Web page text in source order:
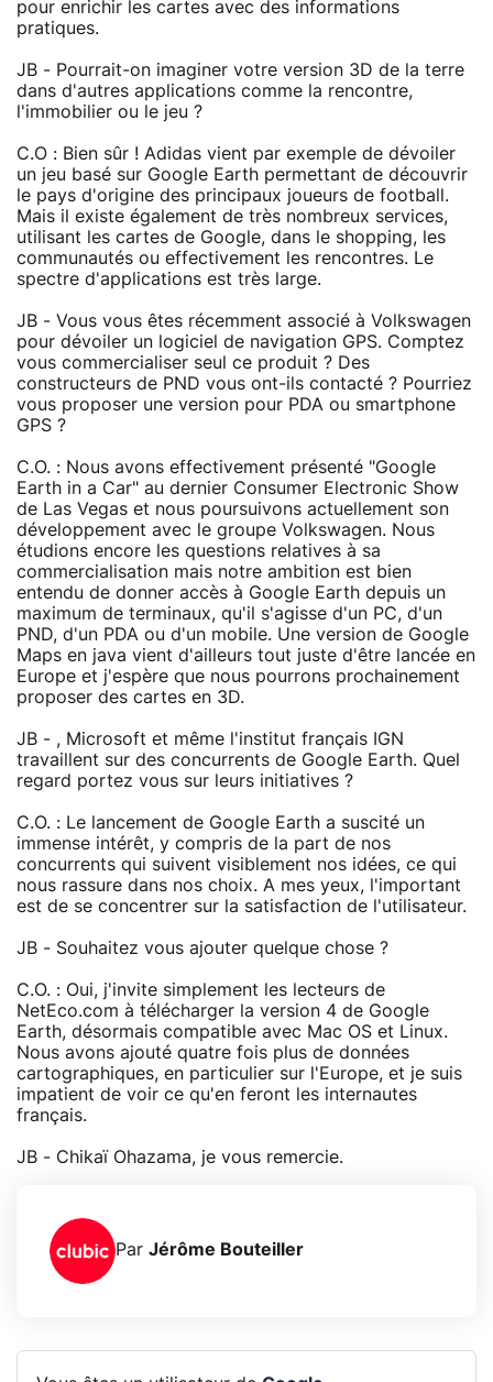
pour enrichir les cartes avec des informations
pratiques.
JB - Pourrait-on imaginer votre version 3D de la terre
dans d'autres applications comme la rencontre,
l'immobilier ou le jeu ?
C.O : Bien sûr ! Adidas vient par exemple de dévoiler
un jeu basé sur Google Earth permettant de découvrir
le pays d'origine des principaux joueurs de football.
Mais il existe également de très nombreux services,
utilisant les cartes de Google, dans le shopping, les
communautés ou effectivement les rencontres. Le
spectre d'applications est très large.
JB - Vous vous êtes récemment associé à Volkswagen
pour dévoiler un logiciel de navigation GPS. Comptez
vous commercialiser seul ce produit ? Des
constructeurs de PND vous ont-ils contacté ? Pourriez
vous proposer une version pour PDA ou smartphone
GPS ?
C.O. : Nous avons effectivement présenté "Google
Earth in a Car" au dernier Consumer Electronic Show
de Las Vegas et nous poursuivons actuellement son
développement avec le groupe Volkswagen. Nous
étudions encore les questions relatives à sa
commercialisation mais notre ambition est bien
entendu de donner accès à Google Earth depuis un
maximum de terminaux, qu'il s'agisse d'un PC, d'un
PND, d'un PDA ou d'un mobile. Une version de Google
Maps en java vient d'ailleurs tout juste d'être lancée en
Europe et j'espère que nous pourrons prochainement
proposer des cartes en 3D.
JB - , Microsoft et même l'institut français IGN
travaillent sur des concurrents de Google Earth. Quel
regard portez vous sur leurs initiatives ?
C.O. : Le lancement de Google Earth a suscité un
immense intérêt, y compris de la part de nos
concurrents qui suivent visiblement nos idées, ce qui
nous rassure dans nos choix. A mes yeux, l'important
est de se concentrer sur la satisfaction de l'utilisateur.
JB - Souhaitez vous ajouter quelque chose ?
C.O. : Oui, j'invite simplement les lecteurs de
NetEco.com à télécharger la version 4 de Google
Earth, désormais compatible avec Mac OS et Linux.
Nous avons ajouté quatre fois plus de données
cartographiques, en particulier sur l'Europe, et je suis
impatient de voir ce qu'en feront les internautes
français.
JB - Chikaï Ohazama, je vous remercie.
Par Jérôme Bouteiller